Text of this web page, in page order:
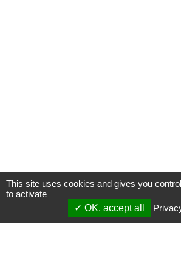
This site uses cookies and gives you
to activate
OK, accept all